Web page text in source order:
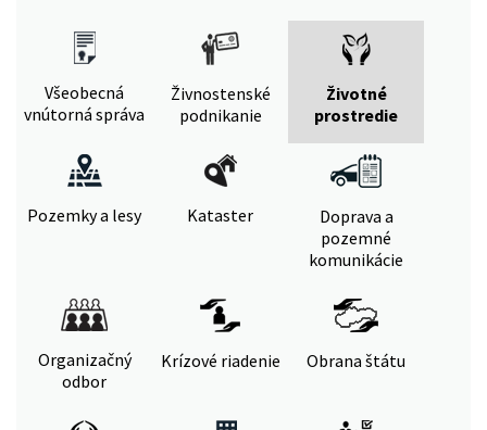
Všeobecná
vnútorná správa
Živnostenské
podnikanie
Životné
prostredie
Pozemky a lesy Kataster
Doprava a
pozemné
komunikácie
Organizačný
odbor
Krízové riadenie Obrana štátu